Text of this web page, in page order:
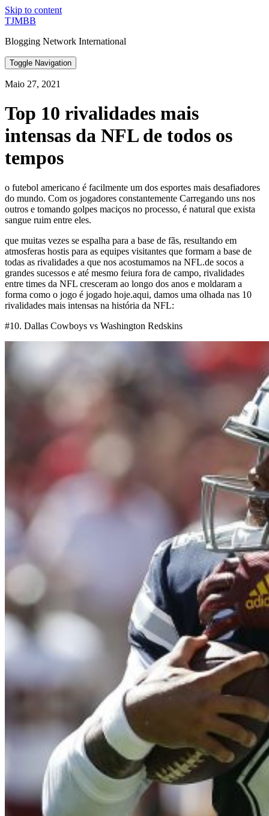
Skip to content
TJMBB
Blogging Network International
Toggle Navigation
Maio 27, 2021
Top 10 rivalidades mais
intensas da NFL de todos os
tempos
o futebol americano é facilmente um dos esportes mais desafiadores
do mundo. Com os jogadores constantemente Carregando uns nos
outros e tomando golpes maciços no processo, é natural que exista
sangue ruim entre eles.
que muitas vezes se espalha para a base de fãs, resultando em
atmosferas hostis para as equipes visitantes que formam a base de
todas as rivalidades a que nos acostumamos na NFL.de socos a
grandes sucessos e até mesmo feiura fora de campo, rivalidades
entre times da NFL cresceram ao longo dos anos e moldaram a
forma como o jogo é jogado hoje.aqui, damos uma olhada nas 10
rivalidades mais intensas na história da NFL:
#10. Dallas Cowboys vs Washington Redskins